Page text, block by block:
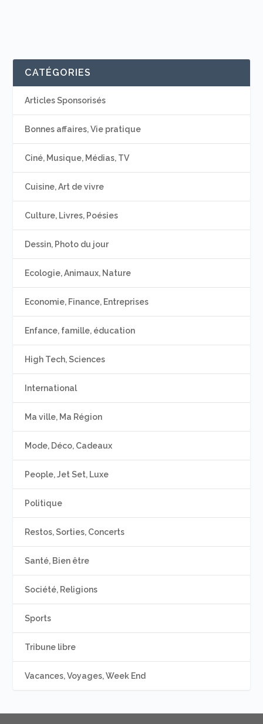
CATÉGORIES
Articles Sponsorisés
Bonnes affaires, Vie pratique
Ciné, Musique, Médias, TV
Cuisine, Art de vivre
Culture, Livres, Poésies
Dessin, Photo du jour
Ecologie, Animaux, Nature
Economie, Finance, Entreprises
Enfance, famille, éducation
High Tech, Sciences
International
Ma ville, Ma Région
Mode, Déco, Cadeaux
People, Jet Set, Luxe
Politique
Restos, Sorties, Concerts
Santé, Bien être
Société, Religions
Sports
Tribune libre
Vacances, Voyages, Week End